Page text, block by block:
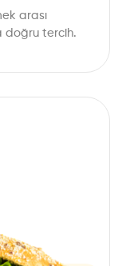
arası
doğru tercih.